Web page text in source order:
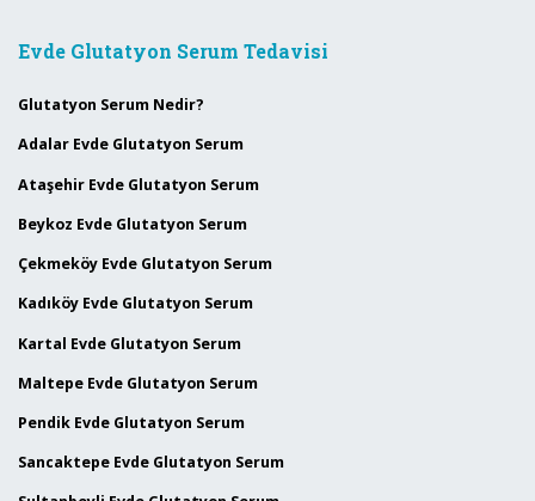
Evde Glutatyon Serum Tedavisi
Glutatyon Serum Nedir?
Adalar Evde Glutatyon Serum
Ataşehir Evde Glutatyon Serum
Beykoz Evde Glutatyon Serum
Çekmeköy Evde Glutatyon Serum
Kadıköy Evde Glutatyon Serum
Kartal Evde Glutatyon Serum
Maltepe Evde Glutatyon Serum
Pendik Evde Glutatyon Serum
Sancaktepe Evde Glutatyon Serum